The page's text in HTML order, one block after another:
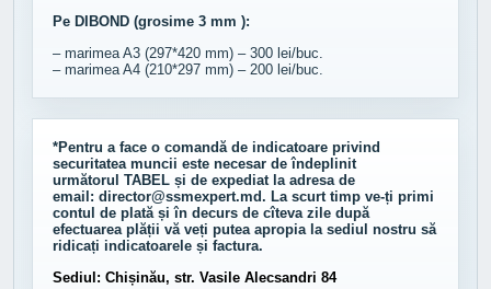
Pe DIBOND (grosime 3 mm ):
– marimea A3 (297*420 mm) – 300 lei/buc.
– marimea A4 (210*297 mm) – 200 lei/buc.
*Pentru a face o comandă de indicatoare privind
securitatea muncii este necesar de îndeplinit
următorul TABEL și de expediat la adresa de
email: director@ssmexpert.md. La scurt timp ve-ți primi
contul de plată și în decurs de cîteva zile după
efectuarea plății vă veți putea apropia la sediul nostru să
ridicați indicatoarele și factura.
Sediul: Chișinău, str. Vasile Alecsandri 84